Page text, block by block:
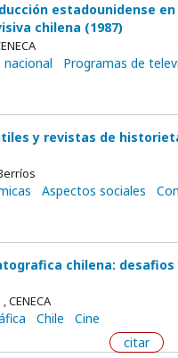
estadounidense en
chilena (1987)
nacional
Programas de
y revistas de
Aspectos sociales
chilena: desafios
CENECA
Chile
Cine
citar